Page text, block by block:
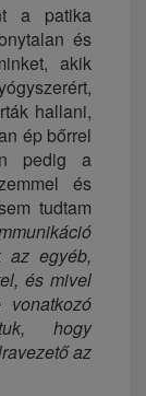
a patika
és
akik
hallani,
ép bőrrel
pedig a
és
tudtam
az egyéb,
és mivel
vonatkozó
hogy
az